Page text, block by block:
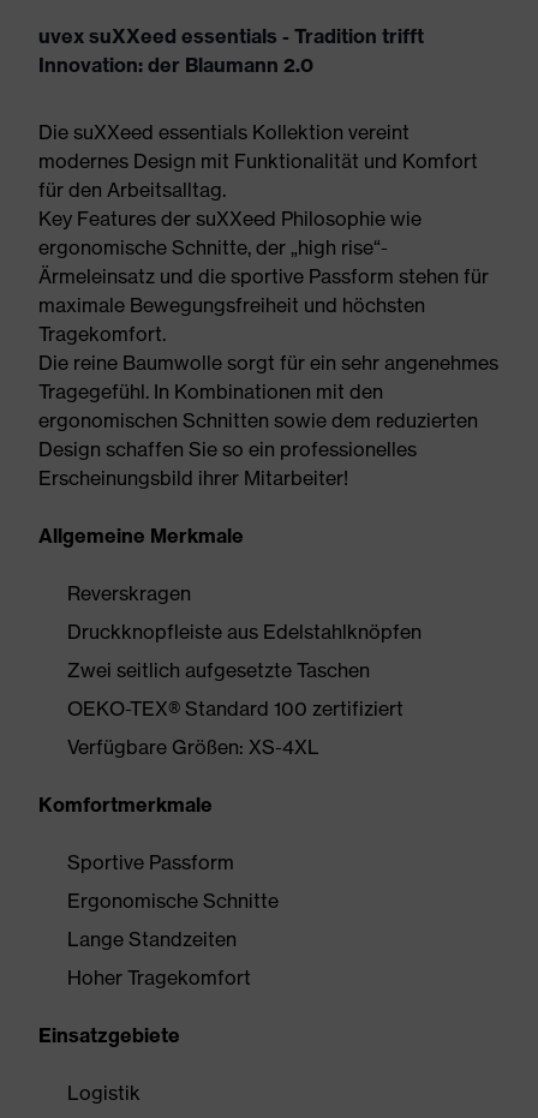
uvex suXXeed essentials - Tradition trifft
Innovation: der Blaumann 2.0
Die suXXeed essentials Kollektion vereint
modernes Design mit Funktionalität und Komfort
für den Arbeitsalltag.
Key Features der suXXeed Philosophie wie
ergonomische Schnitte, der „high rise“-
Ärmeleinsatz und die sportive Passform stehen für
maximale Bewegungsfreiheit und höchsten
Tragekomfort.
Die reine Baumwolle sorgt für ein sehr angenehmes
Tragegefühl. In Kombinationen mit den
ergonomischen Schnitten sowie dem reduzierten
Design schaffen Sie so ein professionelles
Erscheinungsbild ihrer Mitarbeiter!
Allgemeine Merkmale
Reverskragen
Druckknopfleiste aus Edelstahlknöpfen
Zwei seitlich aufgesetzte Taschen
OEKO-TEX® Standard 100 zertifiziert
Verfügbare Größen: XS-4XL
Komfortmerkmale
Sportive Passform
Ergonomische Schnitte
Lange Standzeiten
Hoher Tragekomfort
Einsatzgebiete
Logistik